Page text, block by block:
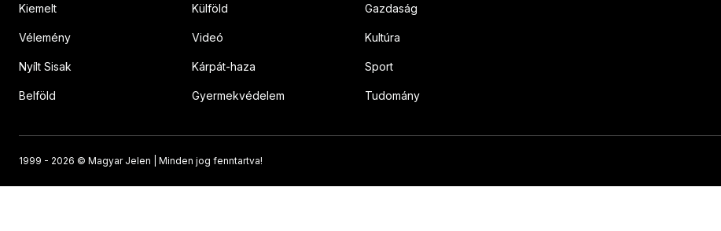
Kiemelt
Vélemény
Nyílt Sisak
Belföld
Külföld
Videó
Kárpát-haza
Gyermekvédelem
Gazdaság
Kultúra
Sport
Tudomány
1999 - 2026 © Magyar Jelen | Minden jog fenntartva!